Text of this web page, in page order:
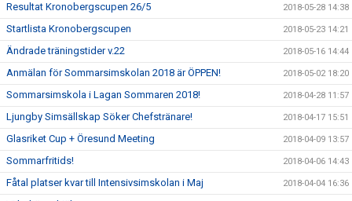
Resultat Kronobergscupen 26/5 2018-05-28 14:38
Startlista Kronobergscupen 2018-05-23 14:21
Ändrade träningstider v.22 2018-05-16 14:44
Anmälan för Sommarsimskolan 2018 är ÖPPEN! 2018-05-02 18:20
Sommarsimskola i Lagan Sommaren 2018! 2018-04-28 11:57
Ljungby Simsällskap Söker Chefstränare! 2018-04-17 15:51
Glasriket Cup + Öresund Meeting 2018-04-09 13:57
Sommarfritids! 2018-04-06 14:43
Fåtal platser kvar till Intensivsimskolan i Maj 2018-04-04 16:36